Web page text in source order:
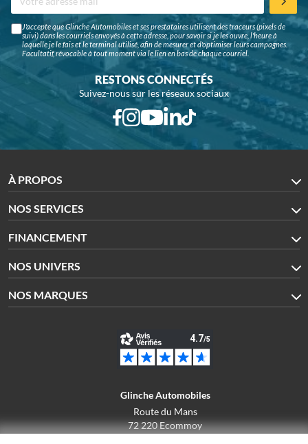
J'accepte que Glinche Automobiles et ses prestataires utilisent des traceurs (pixels de
suivi) dans les courriels envoyés à cette adresse, pour savoir si je les ouvre, l'heure à
laquelle je le fais et le terminal utilisé, afin de mesurer et d'optimiser leurs campagnes.
Facultatif, révocable à tout moment via le lien en bas de chaque courriel.
RESTONS CONNECTÉS
Suivez-nous sur les réseaux sociaux
À PROPOS
NOS SERVICES
FINANCEMENT
NOS UNIVERS
NOS MARQUES
Glinche Automobiles
Route du Mans
72 220 Ecommoy